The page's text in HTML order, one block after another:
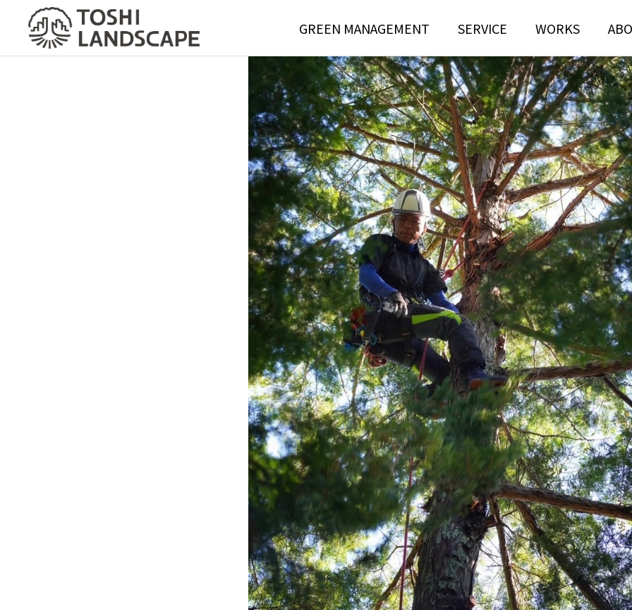
GREEN MANAGEMENT SERVICE WORKS
GREEN
MAINTENANCE
グリーンメンテナンス部門
グリーンメンテナンス部門
植栽管理・メンテナンス
高木・特殊伐採＆ケーブリング
植栽リノベーション
インテリアプランツ
TREE RISK
ASSESSMENT
ツリーリスクアセスメント部
ツリーリスクアセスメント部
樹木診断
土壌調査
ケミカルコントロール
根系試掘調査
移植適性度診断